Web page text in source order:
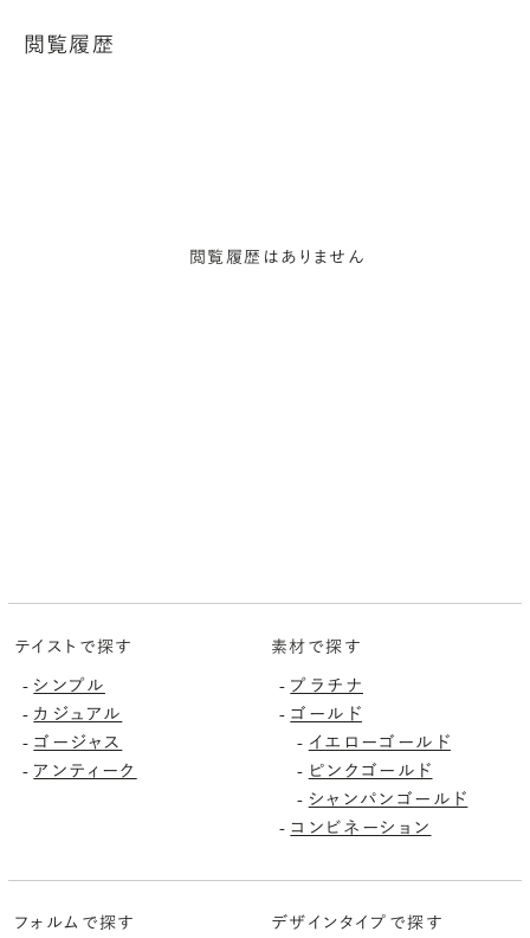
閲覧履歴
閲覧履歴はありません
テイストで探す
- シンプル
- カジュアル
- ゴージャス
- アンティーク
素材で探す
- プラチナ
- ゴールド
- イエローゴールド
- ピンクゴールド
- シャンパンゴールド
- コンビネーション
フォルムで探す
デザインタイプで探す